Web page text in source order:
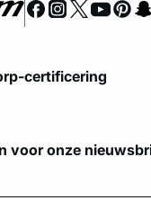
certificering
voor onze